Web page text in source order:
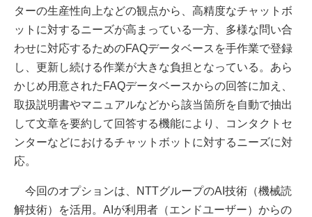
ターの生産性向上などの観点から、高精度なチャットボ
ットに対するニーズが高まっている一方、多様な問い合
わせに対応するためのFAQデータベースを手作業で登録
し、更新し続ける作業が大きな負担となっている。あら
かじめ用意されたFAQデータベースからの回答に加え、
取扱説明書やマニュアルなどから該当箇所を自動で抽出
して文章を要約して回答する機能により、コンタクトセ
ンターなどにおけるチャットボットに対するニーズに対
応。
今回のオプションは、NTTグループのAI技術（機械読
解技術）を活用。AIが利用者（エンドユーザー）からの